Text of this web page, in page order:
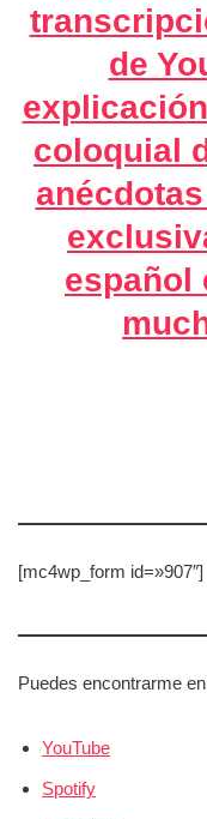
de
coloquial
español
[mc4wp_form id=»907″]
Puedes encontrarme
YouTube
Spotify